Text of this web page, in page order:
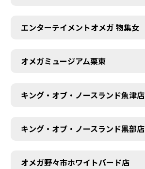
エンターテイメントオメガ 物集女
オメガミュージアム栗東
キング・オブ・ノースランド魚津店
キング・オブ・ノースランド黒部店
オメガ野々市ホワイトバード店